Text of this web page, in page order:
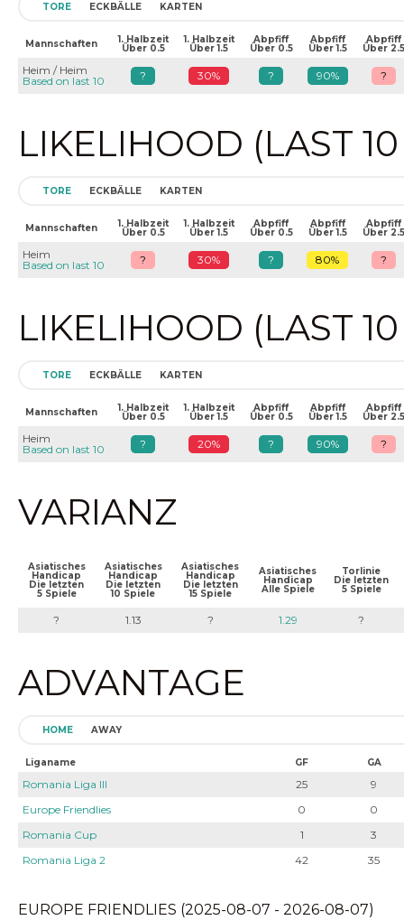
TORE ECKBÄLLE KARTEN
Mannschaften 1. Halbzeit
Über 0.5
1. Halbzeit
Über 1.5
Abpfiff
Über 0.5
Abpfiff
Über 1.5
Abpfiff
Über 2.5
Heim / Heim
Based on last 10
? 30% ? 90% ?
LIKELIHOOD (LAST
TORE ECKBÄLLE KARTEN
Mannschaften 1. Halbzeit
Über 0.5
1. Halbzeit
Über 1.5
Abpfiff
Über 0.5
Abpfiff
Über 1.5
Abpfiff
Über 2.5
Heim
Based on last 10
? 30% ? 80% ?
LIKELIHOOD (LAST
TORE ECKBÄLLE KARTEN
Mannschaften 1. Halbzeit
Über 0.5
1. Halbzeit
Über 1.5
Abpfiff
Über 0.5
Abpfiff
Über 1.5
Abpfiff
Über 2.5
Heim
Based on last 10
? 20% ? 90% ?
VARIANZ
Asiatisches
Handicap
Die letzten
5 Spiele
Asiatisches
Handicap
Die letzten
10 Spiele
Asiatisches
Handicap
Die letzten
15 Spiele
Asiatisches
Handicap
Alle Spiele
Torlinie
Die letzten
5 Spiele
? 1.13 ? 1.29 ?
ADVANTAGE
HOME AWAY
Liganame GF GA
Romania Liga III 25
9
Europe Friendlies
0
0
Romania Cup
1
3
Romania Liga 2
42 35
EUROPE FRIENDLIES (2025-08-07 - 2026-08-07)